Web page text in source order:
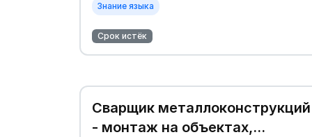
Знание языка
Срок истёк
Сварщик металлоконструкций
- монтаж на объектах,